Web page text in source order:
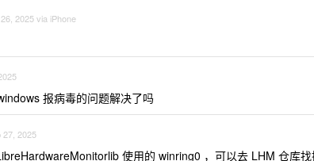
2025 via iPhone
报病毒的问题解决了吗
27, 2025
使用的 winring0 ，可以去 LHM 仓库